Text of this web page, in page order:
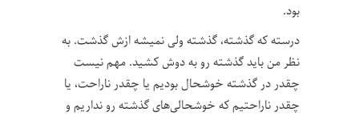
بود.
درسته که گذشته، گذشته ولی نمیشه ازش گذشت. به
نظر من باید گذشته رو به دوش کشید. مهم نیست
چقدر در گذشته خوشحال بودیم یا چقدر ناراحت، یا
چقدر ناراحتیم که خوشحالی‌های گذشته رو نداریم و